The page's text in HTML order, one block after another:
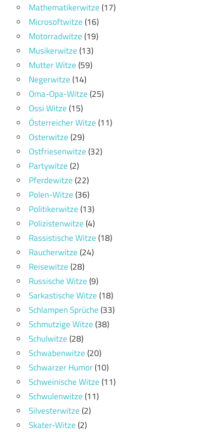
Mathematikerwitze(17)
Microsoftwitze(16)
Motorradwitze(19)
Musikerwitze(13)
Mutter Witze(59)
Negerwitze(14)
Oma-Opa-Witze(25)
Ossi Witze(15)
Österreicher Witze(11)
Osterwitze(29)
Ostfriesenwitze(32)
Partywitze(2)
Pferdewitze(22)
Polen-Witze(36)
Politikerwitze(13)
Polizistenwitze(4)
Rassistische Witze(18)
Raucherwitze(24)
Reisewitze(28)
Russische Witze(9)
Sarkastische Witze(18)
Schlampen Sprüche(33)
Schmutzige Witze(38)
Schulwitze(28)
Schwabenwitze(20)
Schwarzer Humor(10)
Schweinische Witze(11)
Schwulenwitze(11)
Silvesterwitze(2)
Skater-Witze(2)